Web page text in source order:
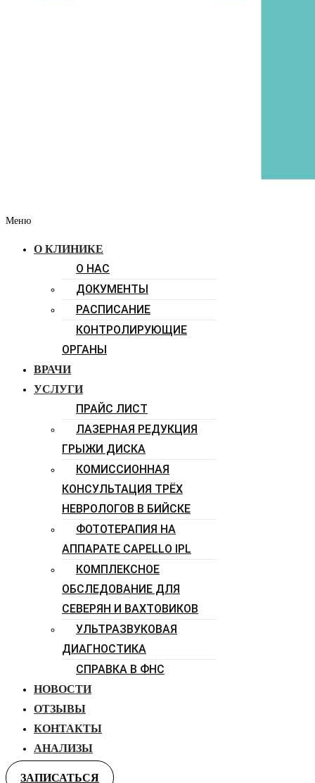
Меню
О КЛИНИКЕ
О НАС
ДОКУМЕНТЫ
РАСПИСАНИЕ
КОНТРОЛИРУЮЩИЕ
ОРГАНЫ
ВРАЧИ
УСЛУГИ
ПРАЙС ЛИСТ
ЛАЗЕРНАЯ РЕДУКЦИЯ
ГРЫЖИ ДИСКА
КОМИССИОННАЯ
КОНСУЛЬТАЦИЯ ТРЁХ
НЕВРОЛОГОВ В БИЙСКЕ
ФОТОТЕРАПИЯ НА
АППАРАТЕ CAPELLO IPL
КОМПЛЕКСНОЕ
ОБСЛЕДОВАНИЕ ДЛЯ
СЕВЕРЯН И ВАХТОВИКОВ
УЛЬТРАЗВУКОВАЯ
ДИАГНОСТИКА
СПРАВКА В ФНС
НОВОСТИ
ОТЗЫВЫ
КОНТАКТЫ
АНАЛИЗЫ
ЗАПИСАТЬСЯ